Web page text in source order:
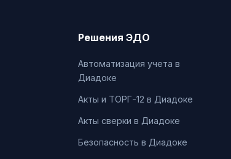
Решения ЭДО
Автоматизация учета в
Диадоке
Акты и ТОРГ-12 в Диадоке
Акты сверки в Диадоке
Безопасность в Диадоке